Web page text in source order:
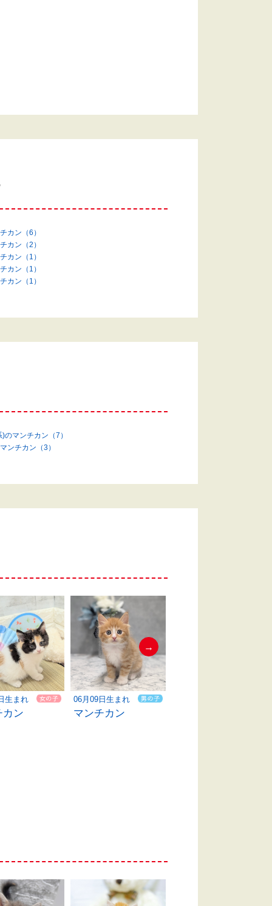
カン（6）
カン（2）
カン（1）
カン（1）
カン（1）
のマンチカン（7）
ンチカン（3）
生まれ
カン
06月09日生まれ
マンチカン
→